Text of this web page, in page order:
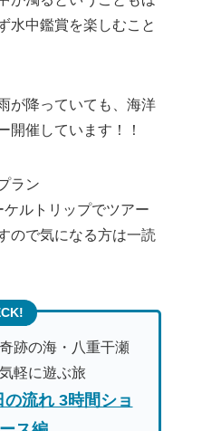
水中鑑賞を楽しむこと
が降っていても、海洋
開催しています！！
ラン
ルトリップでツアー
ので気になる方は一読
跡の海・八重干瀬
軽に遊ぶ旅
流れ 3時間ショ